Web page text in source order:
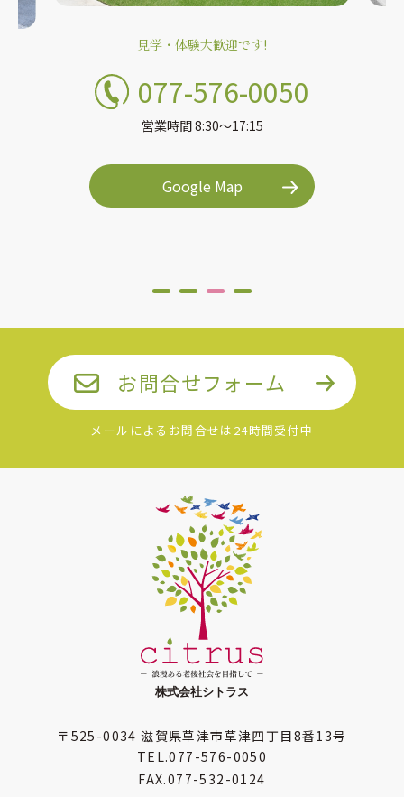
見学・体験大歓迎です!
077-576-0050
営業時間 8:30〜17:15
Google Map
お問合せフォーム
メールによるお問合せは24時間受付中
〒525-0034滋賀県草津市草津四丁目8番13号
TEL.077-576-0050
FAX.077-532-0124